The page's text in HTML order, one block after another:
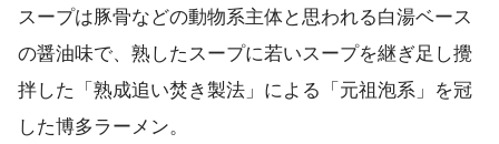
スープは豚骨などの動物系主体と思われる白湯ベース
の醤油味で、熟したスープに若いスープを継ぎ足し攪
拌した「熟成追い焚き製法」による「元祖泡系」を冠
した博多ラーメン。